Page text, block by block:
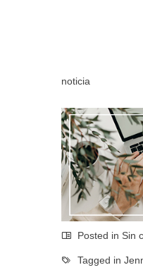
noticia
Posted in Sin
Tagged in